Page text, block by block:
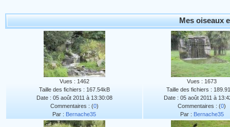
Mes oiseaux
Vues : 1462
Taille des fichiers : 167.54kB
Date : 05 août 2011 à 13:30:08
Commentaires : (0)
Par : Bernache35
Vues : 1673
Taille des fichiers :
Date : 05 août 2011 à
Commentaires : (0)
Par : Bernache35